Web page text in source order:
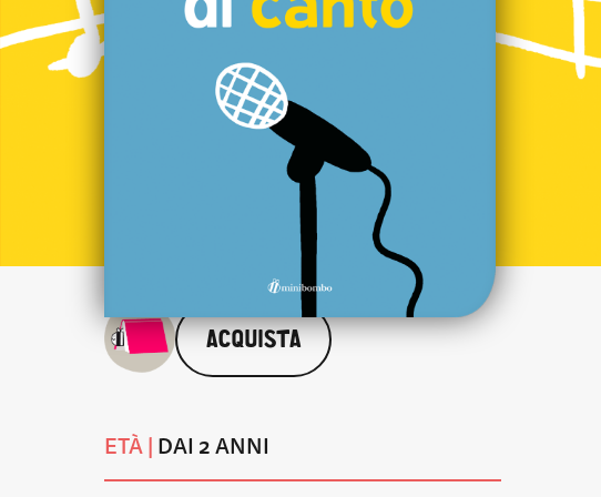
ACQUISTA
ETÀ | DAI 2 ANNI